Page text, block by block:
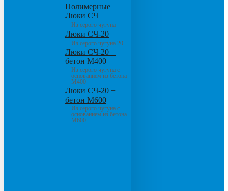
Полимерные
Люки СЧ
Из серого чугуна
Люки СЧ-20
Из серого чугуна 20
Люки СЧ-20 +
бетон М400
Из серого чугуна с
основанием из бетона
М400
Люки СЧ-20 +
бетон М600
Из серого чугуна с
основанием из бетона
М600